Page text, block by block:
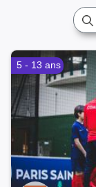
5 - 13 ans